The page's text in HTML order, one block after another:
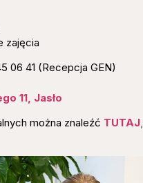
zajęcia
06 41 (Recepcja GEN)
11, Jasło
można znaleźć TUTAJ,